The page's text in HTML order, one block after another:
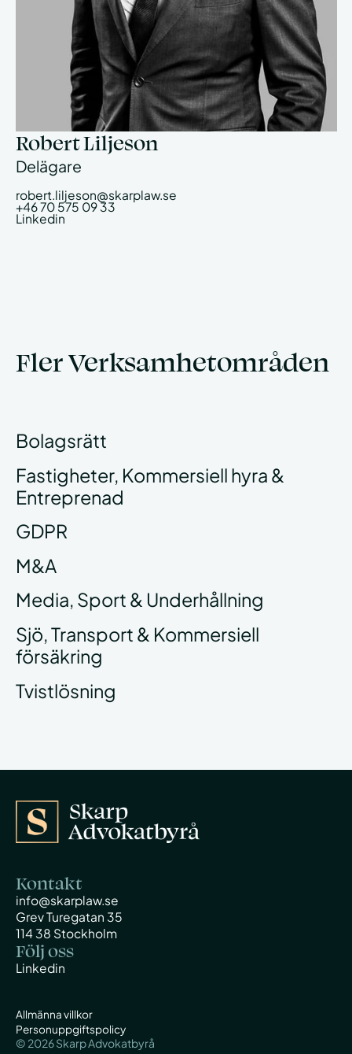
Robert Liljeson
Delägare
robert.liljeson@skarplaw.se
+46 70 575 09 33
Linkedin
Fler Verksamhetområden
Bolagsrätt
Fastigheter, Kommersiell hyra &
Entreprenad
GDPR
M&A
Media, Sport & Underhållning
Sjö, Transport & Kommersiell
försäkring
Tvistlösning
Kontakt
info@skarplaw.se
Grev Turegatan 35
114 38 Stockholm
Följ oss
Linkedin
Allmänna villkor
Personuppgiftspolicy
© 2026Skarp Advokatbyrå